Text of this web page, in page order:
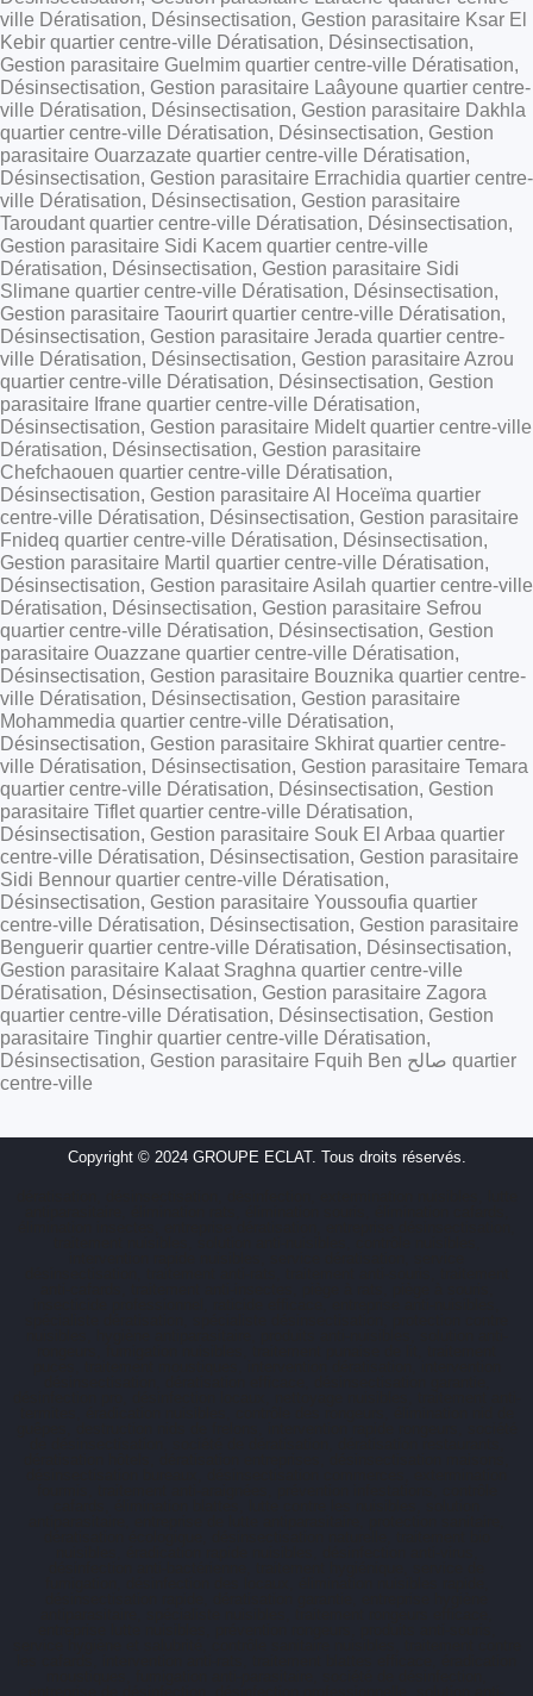
ville Dératisation, Désinsectisation, Gestion parasitaire Ksar El
Kebir quartier centre-ville Dératisation, Désinsectisation,
Gestion parasitaire Guelmim quartier centre-ville Dératisation,
Désinsectisation, Gestion parasitaire Laâyoune quartier centre-
ville Dératisation, Désinsectisation, Gestion parasitaire Dakhla
quartier centre-ville Dératisation, Désinsectisation, Gestion
parasitaire Ouarzazate quartier centre-ville Dératisation,
Désinsectisation, Gestion parasitaire Errachidia quartier centre-
ville Dératisation, Désinsectisation, Gestion parasitaire
Taroudant quartier centre-ville Dératisation, Désinsectisation,
Gestion parasitaire Sidi Kacem quartier centre-ville
Dératisation, Désinsectisation, Gestion parasitaire Sidi
Slimane quartier centre-ville Dératisation, Désinsectisation,
Gestion parasitaire Taourirt quartier centre-ville Dératisation,
Désinsectisation, Gestion parasitaire Jerada quartier centre-
ville Dératisation, Désinsectisation, Gestion parasitaire Azrou
quartier centre-ville Dératisation, Désinsectisation, Gestion
parasitaire Ifrane quartier centre-ville Dératisation,
Désinsectisation, Gestion parasitaire Midelt quartier centre-ville
Dératisation, Désinsectisation, Gestion parasitaire
Chefchaouen quartier centre-ville Dératisation,
Désinsectisation, Gestion parasitaire Al Hoceïma quartier
centre-ville Dératisation, Désinsectisation, Gestion parasitaire
Fnideq quartier centre-ville Dératisation, Désinsectisation,
Gestion parasitaire Martil quartier centre-ville Dératisation,
Désinsectisation, Gestion parasitaire Asilah quartier centre-ville
Dératisation, Désinsectisation, Gestion parasitaire Sefrou
quartier centre-ville Dératisation, Désinsectisation, Gestion
parasitaire Ouazzane quartier centre-ville Dératisation,
Désinsectisation, Gestion parasitaire Bouznika quartier centre-
ville Dératisation, Désinsectisation, Gestion parasitaire
Mohammedia quartier centre-ville Dératisation,
Désinsectisation, Gestion parasitaire Skhirat quartier centre-
ville Dératisation, Désinsectisation, Gestion parasitaire Temara
quartier centre-ville Dératisation, Désinsectisation, Gestion
parasitaire Tiflet quartier centre-ville Dératisation,
Désinsectisation, Gestion parasitaire Souk El Arbaa quartier
centre-ville Dératisation, Désinsectisation, Gestion parasitaire
Sidi Bennour quartier centre-ville Dératisation,
Désinsectisation, Gestion parasitaire Youssoufia quartier
centre-ville Dératisation, Désinsectisation, Gestion parasitaire
Benguerir quartier centre-ville Dératisation, Désinsectisation,
Gestion parasitaire Kalaat Sraghna quartier centre-ville
Dératisation, Désinsectisation, Gestion parasitaire Zagora
quartier centre-ville Dératisation, Désinsectisation, Gestion
parasitaire Tinghir quartier centre-ville Dératisation,
Désinsectisation, Gestion parasitaire Fquih Ben صالح quartier
centre-ville
Copyright © 2024 GROUPE ECLAT. Tous droits réservés.